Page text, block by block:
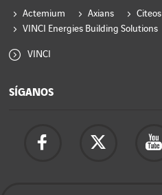
Actemium Axians Citeos
VINCI Energies Building Solutions
VINCI
SÍGANOS